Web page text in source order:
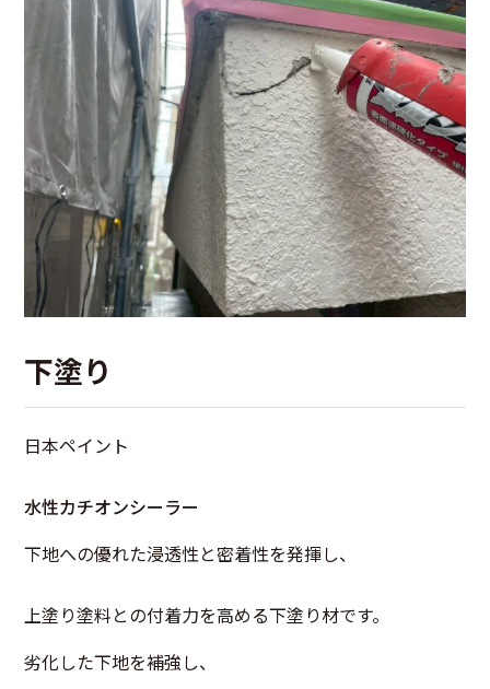
下塗り
日本ペイント
水性カチオンシーラー
下地への優れた浸透性と密着性を発揮し、
上塗り塗料との付着力を高める下塗り材です。
劣化した下地を補強し、